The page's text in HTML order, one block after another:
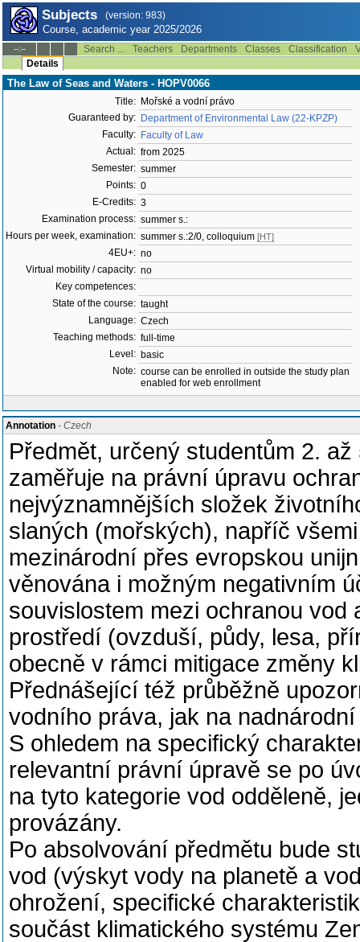
Subjects (version: 983)
Course, academic year 2025/2026
--:-- Search ... Teachers Departments Classes Classification
Details
The Law of Seas and Waters - HOPV0066
Title: Mořské a vodní právo
Guaranteed by: Department of Environmental Law (22-KPZP)
Faculty: Faculty of Law
Actual: from 2025
Semester: summer
Points: 0
E-Credits: 3
Examination process: summer s.:
Hours per week, examination: summer s.:2/0, colloquium [HT]
4EU+: no
Virtual mobility / capacity: no
Key competences:
State of the course: taught
Language: Czech
Teaching methods: full-time
Level: basic
Note: course can be enrolled in outside the study plan
enabled for web enrollment
Annotation - Czech
Předmět, určený studentům 2.
zaměřuje na právní úpravu
nejvýznamnějších složek
slaných (mořských), napříč
mezinárodní přes evropskou
věnována i možným negativním
souvislostem mezi ochranou
prostředí (ovzduší, půdy, lesa,
obecně v rámci mitigace změny
Přednášející též průběžně
vodního práva, jak na
S ohledem na specifický
relevantní právní úpravě se po
na tyto kategorie vod odděleně,
provázány.
Po absolvování předmětu bude
vod (výskyt vody na planetě a
ohrožení, specifické
součást klimatického systému